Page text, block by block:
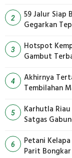
2
59 Jalur Siap
Gegarkan
3
Hotspot
Gambut
4
Akhirnya
Tembilahan
5
Karhutla
Satgas
6
Petani
Parit